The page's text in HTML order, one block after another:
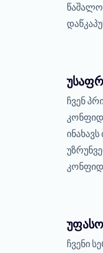
ჩვენ
უფასო
ჩვენი